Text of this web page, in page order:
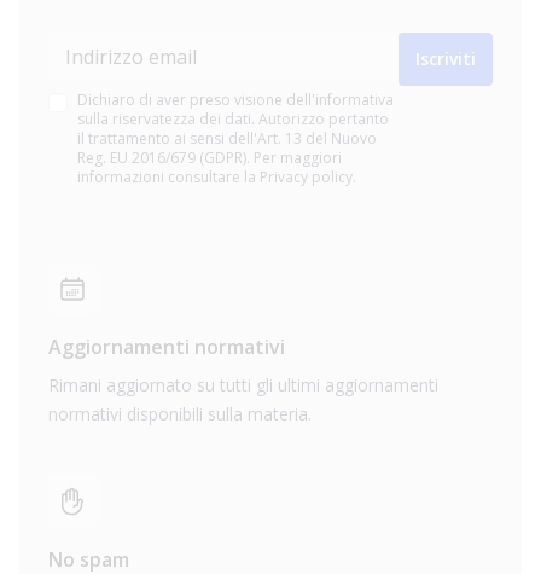
Indirizzo email
Dichiaro di aver preso visione dell'informativa
sulla riservatezza dei dati. Autorizzo pertanto
il trattamento ai sensi dell'Art. 13 del Nuovo
Reg. EU 2016/679 (GDPR). Per maggiori
informazioni consultare la Privacy policy.
Iscriviti
Aggiornamenti normativi
Rimani aggiornato su tutti gli ultimi aggiornamenti
normativi disponibili sulla materia.
No spam